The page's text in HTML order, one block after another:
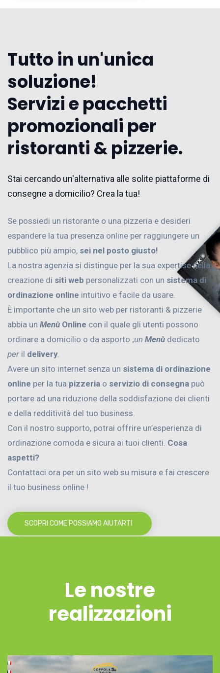
Tutto in un'unica
soluzione!
Servizi e pacchetti
promozionali per
ristoranti & pizzerie.
Stai cercando un'alternativa alle solite piattaforme di
consegne a domicilio? Crea la tua!
Se possiedi un ristorante o una pizzeria e desideri
espandere la tua presenza online per raggiungere un
pubblico più ampio, sei nel posto giusto!
La nostra agenzia si distingue per la sua expertise nella
creazione di siti web personalizzati con un sistema di
ordinazione online intuitivo e facile da usare.
È importante che un sito web per ristoranti & pizzerie
abbia un Menù Online con il quale gli utenti possono
ordinare a domicilio o da asporto ;un Menù dedicato
per il delivery
Avere un sito internet senza un sistema di ordinazione
online per la tua pizzeria o servizio di consegna può
portare ad una riduzione della soddisfazione dei clienti
e della redditività del tuo business.
Con il nostro supporto, potrai offrire un’esperienza di
ordinazione comoda e sicura ai tuoi clienti. Cosa
aspetti?
Contattaci ora per un sito web su misura e fai crescere
il tuo business online !
SCOPRI COME POSSIAMO AIUTARTI
Le nostre
realizzazioni